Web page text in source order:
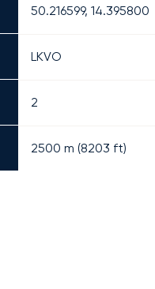
50.216599, 14.395800
LKVO
2
2500 m (8203 ft)